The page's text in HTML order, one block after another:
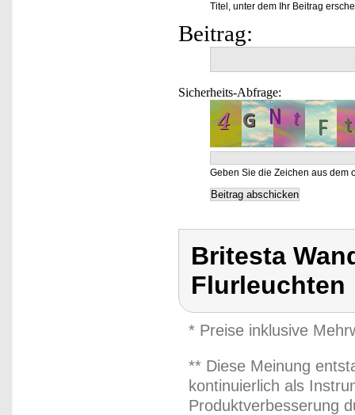
Titel, unter dem Ihr Beitrag
Beitrag:
Sicherheits-Abfrage:
Geben Sie die Zeichen aus dem
Britesta
Flurleuchten
* Preise inklusive
** Diese Meinung
kontinuierlich als
Produktverbesserung